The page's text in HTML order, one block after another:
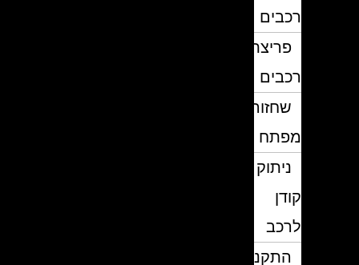
רכבים
פריצת
רכבים
שחזור
מפתח
ניתוק
לרכב
התקנת